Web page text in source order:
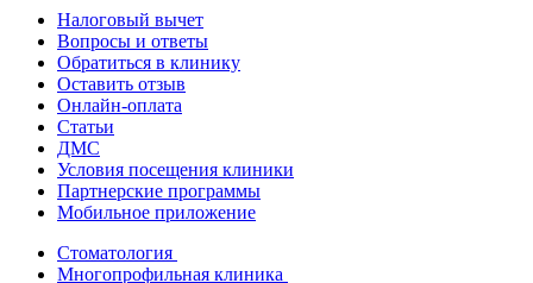
Налоговый вычет
Вопросы и ответы
Обратиться в клинику
Оставить отзыв
Онлайн-оплата
Статьи
ДМС
Условия посещения клиники
Партнерские программы
Мобильное приложение
Стоматология
Многопрофильная клиника